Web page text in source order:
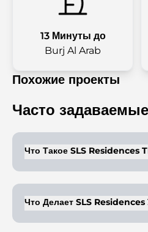
13 Минуты до
Burj Al Arab
Похожие проекты
Часто
Что Такое SLS Residences
предлагающий апартаменты с 2, 3
пентхаусы на острове Пальма
Что Делает SLS